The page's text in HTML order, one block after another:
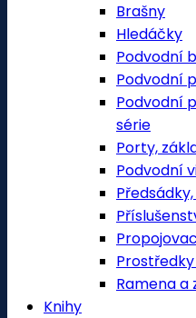
Brašny
Hledáčky
Podvodní
Podvodní
Podvodní
série
Porty,
Podvodní
Ramena a
Knihy